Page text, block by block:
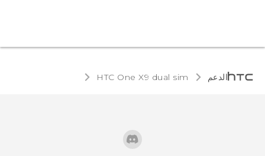
الدعم HTC One X9 dual sim‎